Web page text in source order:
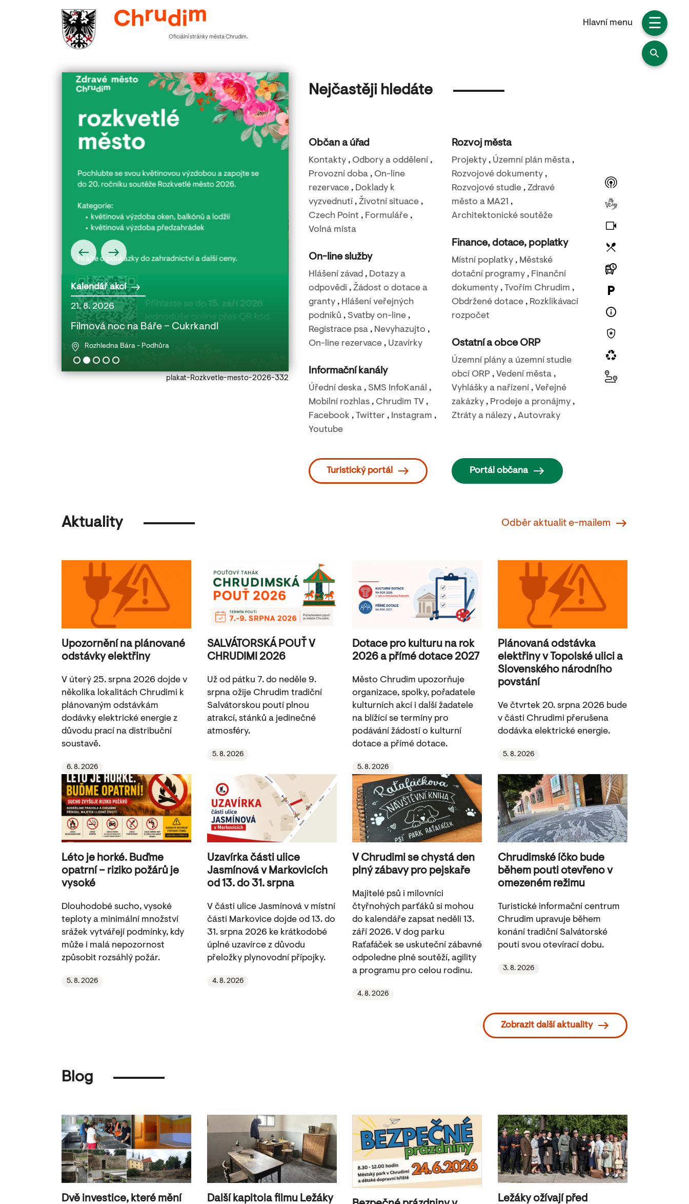
Hlavní menu ☰
Oficiální stránky města Chrudim.
Kalendář akcí
21. 8. 2026
Filmová noc na Báře – Cukrkandl
Rozhledna Bára - Podhůra
22. 8. 2026
Filmová noc na Báře – Nečekané léto
Rozhledna Bára - Podhůra
23. 8. 2026
Městské kino Chrudim
Ulice s kostelem
Nejčastěji hledáte
Občan a úřad
Kontakty, Odbory a oddělení ,
Provozní doba, On-line
rezervace, Doklady k
vyzvednutí , Životní situace,
Czech Point , Formuláře,
Volná místa
On-line služby
Hlášení závad, Dotazy a
odpovědi , Žádost o dotace a
granty, Hlášení veřejných
podniků , Svatby on-line,
Registrace psa, Nevyhazujto ,
On-line rezervace, Uzavírky
Informační kanály
Úřední deska, SMS InfoKanál ,
Mobilní rozhlas, Chrudim TV ,
Facebook , Twitter , Instagram ,
Youtube
Rozvoj města
Projekty, Územní plán města,
Rozvojové dokumenty,
Rozvojové studie, Zdravé
město a MA21 ,
Architektonické soutěže
Finance, dotace, poplatky
Místní poplatky, Městské
dotační programy, Finanční
dokumenty, Tvořím Chrudim ,
Obdržené dotace, Rozklikávací
rozpočet
Ostatní a obce ORP
Územní plány a územní studie
obcí ORP, Vedení města,
Vyhlášky a nařízení , Veřejné
zakázky, Prodeje a pronájmy,
Ztráty a nálezy, Autovraky
Turistický portál Portál občana
Aktuality Odběr aktualit e-mailem
Upozornění na plánované
odstávky elektřiny
V úterý 25. srpna 2026 dojde v
několika lokalitách Chrudimi k
plánovaným odstávkám
dodávky elektrické energie z
důvodu prací na distribuční
soustavě.
6. 8. 2026
SALVÁTORSKÁ POUŤ V
CHRUDIMI 2026
Už od pátku 7. do neděle 9.
srpna ožije Chrudim tradiční
Salvátorskou poutí plnou
atrakcí, stánků a jedinečné
atmosféry.
5. 8. 2026
Dotace pro kulturu na rok
2026 a přímé dotace 2027
Město Chrudim upozorňuje
organizace, spolky, pořadatele
kulturních akcí i další žadatele
na blížící se termíny pro
podávání žádostí o kulturní
dotace a přímé dotace.
5. 8. 2026
Plánovaná odstávka
elektřiny v Topolské ulici a
Slovenského národního
povstání
Ve čtvrtek 20. srpna 2026 bude
v části Chrudimi přerušena
dodávka elektrické energie.
5. 8. 2026
Léto je horké. Buďme
opatrní – riziko požárů je
vysoké
Dlouhodobé sucho, vysoké
teploty a minimální množství
srážek vytvářejí podmínky, kdy
může i malá nepozornost
způsobit rozsáhlý požár.
5. 8. 2026
Uzavírka části ulice
Jasmínová v Markovicích
od 13. do 31. srpna
V části ulice Jasmínová v místní
části Markovice dojde od 13. do
31. srpna 2026 ke krátkodobé
úplné uzavírce z důvodu
přeložky plynovodní přípojky.
4. 8. 2026
V Chrudimi se chystá den
plný zábavy pro pejskaře
Majitelé psů i milovníci
čtyřnohých parťáků si mohou
do kalendáře zapsat neděli 13.
září 2026. V dog parku
Raťafáček se uskuteční zábavné
odpoledne plné soutěží, agility
a programu pro celou rodinu.
4. 8. 2026
Chrudimské íčko bude
během pouti otevřeno v
omezeném režimu
Turistické informační centrum
Chrudim upravuje během
konání tradiční Salvátorské
pouti svou otevírací dobu.
3. 8. 2026
Zobrazit další aktuality
Blog
Dvě investice, které mění
Další kapitola filmu Ležáky
Ležáky ožívají před